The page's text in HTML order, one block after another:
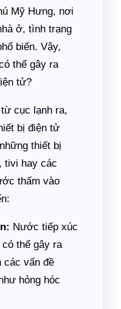
Mỹ Hưng, nơi
ở, tình trạng
biến. Vậy,
thể gây ra
tử?
cục lạnh ra,
bị điện tử
thiết bị
tivi hay các
thấm vào
Nước tiếp xúc
thể gây ra
các vấn đề
hỏng hóc